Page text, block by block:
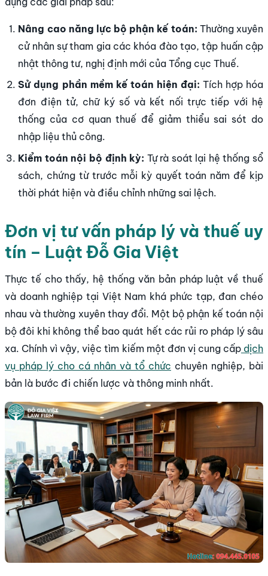
Nâng cao năng lực bộ phận kế toán: Thường xuyên
cử nhân sự tham gia các khóa đào tạo, tập huấn cập
nhật thông tư, nghị định mới của Tổng cục Thuế.
Sử dụng phần mềm kế toán hiện đại: Tích hợp hóa
đơn điện tử, chữ ký số và kết nối trực tiếp với hệ
thống của cơ quan thuế để giảm thiểu sai sót do
nhập liệu thủ công.
Kiểm toán nội bộ định kỳ: Tự rà soát lại hệ thống sổ
sách, chứng từ trước mỗi kỳ quyết toán năm để kịp
thời phát hiện và điều chỉnh những sai lệch.
Đơn vị tư vấn pháp lý và thuế uy
tín – Luật Đỗ Gia Việt
Thực tế cho thấy, hệ thống văn bản pháp luật về thuế
và doanh nghiệp tại Việt Nam khá phức tạp, đan chéo
nhau và thường xuyên thay đổi. Một bộ phận kế toán nội
bộ đôi khi không thể bao quát hết các rủi ro pháp lý sâu
xa. Chính vì vậy, việc tìm kiếm một đơn vị cung cấp dịch
vụ pháp lý cho cá nhân và tổ chức chuyên nghiệp, bài
bản là bước đi chiến lược và thông minh nhất.